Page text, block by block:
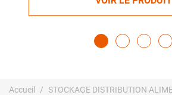
Accueil
STOCKAGE DISTRIBUTION